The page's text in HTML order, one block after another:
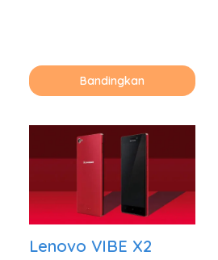
Bandingkan
Lenovo VIBE X2